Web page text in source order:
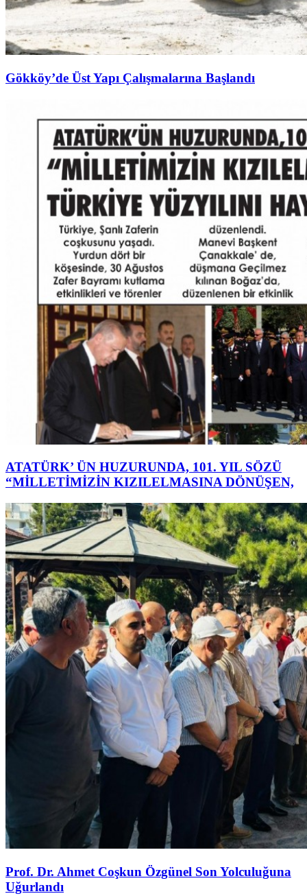
Gökköy’de Üst Yapı Çalışmalarına Başlandı
ATATÜRK’ ÜN HUZURUNDA, 101. YIL SÖZÜ
“MİLLETİMİZİN KIZILELMASINA DÖNÜŞEN,
Prof. Dr. Ahmet Coşkun Özgünel Son Yolculuğuna
Uğurlandı